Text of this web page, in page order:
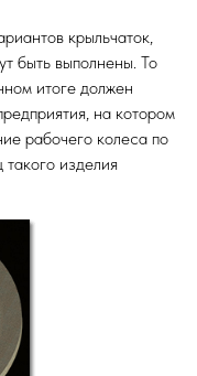
крыльчаток,
быть выполнены. То
итоге должен
на котором
рабочего колеса по
изделия